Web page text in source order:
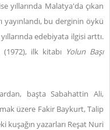
yıllarında Malatya'da çıkan
yayınlandı, bu derginin öykü
edebiyata ilgisi arttı.
ilk kitabı Yolun Başı
başta Sabahattin Ali,
üzere Fakir Baykurt, Talip
kuşağın yazarları Reşat Nuri